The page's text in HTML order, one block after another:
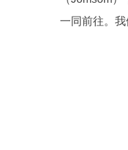
一同前往。我